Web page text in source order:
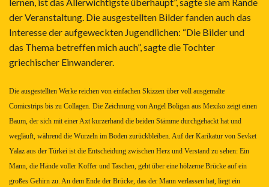
lernen, ist das Allerwichtigste überhaupt”, sagte sie am Rande
der Veranstaltung. Die ausgestellten Bilder fanden auch das
Interesse der aufgeweckten Jugendlichen: “Die Bilder und
das Thema betreffen mich auch”, sagte die Tochter
griechischer Einwanderer.
Die ausgestellten Werke reichen von einfachen Skizzen über voll ausgemalte
Comicstrips bis zu Collagen. Die Zeichnung von Angel Boligan aus Mexiko zeigt einen
Baum, der sich mit einer Axt kurzerhand die beiden Stämme durchgehackt hat und
wegläuft, während die Wurzeln im Boden zurückbleiben. Auf der Karikatur von Sevket
Yalaz aus der Türkei ist die Entscheidung zwischen Herz und Verstand zu sehen: Ein
Mann, die Hände voller Koffer und Taschen, geht über eine hölzerne Brücke auf ein
großes Gehirn zu. An dem Ende der Brücke, das der Mann verlassen hat, liegt ein